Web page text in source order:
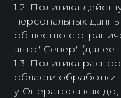
1.2. Политика
персональных
общество с
авто" Север"
1.3. Политика
области обработки
у Оператора как